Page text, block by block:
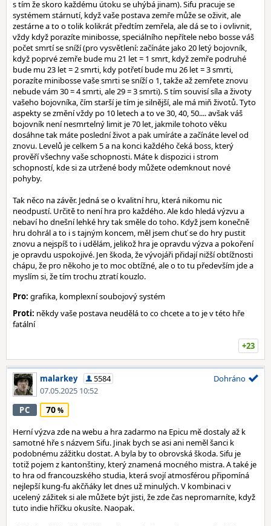
s tím že skoro každému útoku se uhýbá jinam). Sifu pracuje se
systémem stárnutí, když vaše postava zemře může se oživit, ale
zestárne a to o tolik kolikrát předtím zemřela, ale dá se to i ovlivnit,
vždy když porazíte minibosse, speciálního nepřítele nebo bosse váš
počet smrtí se sníží (pro vysvětlení: začínáte jako 20 letý bojovník,
když poprvé zemře bude mu 21 let = 1 smrt, když zemře podruhé
bude mu 23 let = 2 smrti, kdy potřetí bude mu 26 let = 3 smrti,
porazíte minibosse vaše smrti se sníží o 1, takže až zemřete znovu
nebude vám 30 = 4 smrti, ale 29 = 3 smrti). S tím souvisí síla a životy
vašeho bojovníka, čím starší je tím je silnější, ale má miň životů. Tyto
aspekty se změní vždy po 10 letech a to ve 30, 40, 50.... avšak váš
bojovník není nesmrtelný limit je 70 let, jakmile tohoto věku
dosáhne tak máte poslední život a pak umíráte a začínáte level od
znovu. Levelů je celkem 5 a na konci každého čeká boss, který
prověří všechny vaše schopnosti. Máte k dispozici i strom
schopností, kde si za utržené body můžete odemknout nové
pohyby.
Tak něco na závěr. Jedná se o kvalitní hru, která nikomu nic
neodpustí. Určitě to není hra pro každého. Ale kdo hledá výzvu a
nebaví ho dnešní lehké hry tak směle do toho. Když jsem konečně
hru dohrál a to i s tajným koncem, měl jsem chuť se do hry pustit
znovu a nejspíš to i udělám, jelikož hra je opravdu výzva a pokoření
je opravdu uspokojivé. Jen škoda, že vývojáři přidají nižší obtížnosti
chápu, že pro někoho je to moc obtížné, ale o to tu především jde a
myslím si, že tím trochu ztratí kouzlo.
Pro: grafika, komplexní soubojový systém
Proti: někdy vaše postava neudělá to co chcete a to je v této hře
fatální
+23
malarkey
5584
07.05.2025 10:52
Dohráno
PC 70
Herní výzva zde na webu a hra zadarmo na Epicu mě dostaly až k
samotné hře s názvem Sifu. Jinak bych se asi ani neměl šanci k
podobnému zážitku dostat. A byla by to obrovská škoda. Sifu je
totiž pojem z kantonštiny, který znamená mocného mistra. A také je
to hra od francouzského studia, která svojí atmosférou připomíná
nejlepší kung-fu akčňáky let dnes už minulých. V kombinaci v
ucelený zážitek si ale můžete být jisti, že zde čas nepromarníte, když
tuto indie hříčku okusíte. Naopak.